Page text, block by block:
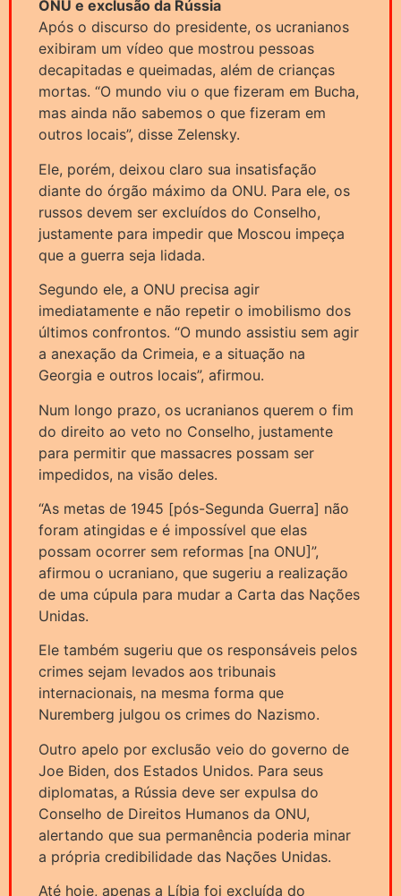
ONU e exclusão da Rússia
Após o discurso do presidente, os ucranianos
exibiram um vídeo que mostrou pessoas
decapitadas e queimadas, além de crianças
mortas. “O mundo viu o que fizeram em Bucha,
mas ainda não sabemos o que fizeram em
outros locais”, disse Zelensky.
Ele, porém, deixou claro sua insatisfação
diante do órgão máximo da ONU. Para ele, os
russos devem ser excluídos do Conselho,
justamente para impedir que Moscou impeça
que a guerra seja lidada.
Segundo ele, a ONU precisa agir
imediatamente e não repetir o imobilismo dos
últimos confrontos. “O mundo assistiu sem agir
a anexação da Crimeia, e a situação na
Georgia e outros locais”, afirmou.
Num longo prazo, os ucranianos querem o fim
do direito ao veto no Conselho, justamente
para permitir que massacres possam ser
impedidos, na visão deles.
“As metas de 1945 [pós-Segunda Guerra] não
foram atingidas e é impossível que elas
possam ocorrer sem reformas [na ONU]”,
afirmou o ucraniano, que sugeriu a realização
de uma cúpula para mudar a Carta das Nações
Unidas.
Ele também sugeriu que os responsáveis pelos
crimes sejam levados aos tribunais
internacionais, na mesma forma que
Nuremberg julgou os crimes do Nazismo.
Outro apelo por exclusão veio do governo de
Joe Biden, dos Estados Unidos. Para seus
diplomatas, a Rússia deve ser expulsa do
Conselho de Direitos Humanos da ONU,
alertando que sua permanência poderia minar
a própria credibilidade das Nações Unidas.
Até hoje, apenas a Líbia foi excluída do